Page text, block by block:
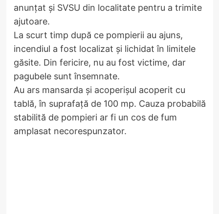
anunțat și SVSU din localitate pentru a trimite
ajutoare.
La scurt timp după ce pompierii au ajuns,
incendiul a fost localizat și lichidat în limitele
găsite. Din fericire, nu au fost victime, dar
pagubele sunt însemnate.
Au ars mansarda și acoperișul acoperit cu
tablă, în suprafață de 100 mp. Cauza probabilă
stabilită de pompieri ar fi un cos de fum
amplasat necorespunzator.